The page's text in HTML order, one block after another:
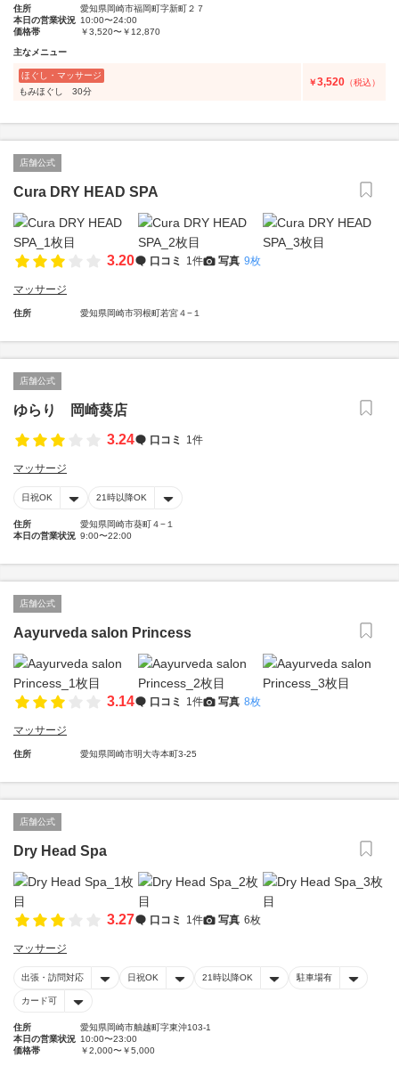
住所
愛知県岡崎市福岡町字新町２７
本日の営業状況 10:00〜24:00
価格帯
￥3,520〜￥12,870
主なメニュー
ほぐし・マッサージ
もみほぐし 30分
￥3,520 （税込）
店舗公式
Cura DRY HEAD SPA
3.20 口コミ 1件 写真 9枚
マッサージ
住所 愛知県岡崎市羽根町若宮４−１
店舗公式
ゆらり 岡崎葵店
3.24
口コミ 1件
マッサージ
日祝OK 21時以降OK
住所
愛知県岡崎市葵町４−１
本日の営業状況 9:00〜22:00
店舗公式
Aayurveda salon Princess
3.14 口コミ 1件 写真 8枚
マッサージ
住所 愛知県岡崎市明大寺本町3-25
店舗公式
Dry Head Spa
3.27 口コミ 1件 写真 6枚
マッサージ
出張・訪問対応 日祝OK 21時以降OK 駐車場有
カード可
住所
愛知県岡崎市舳越町字東沖103-1
本日の営業状況 10:00〜23:00
価格帯
￥2,000〜￥5,000